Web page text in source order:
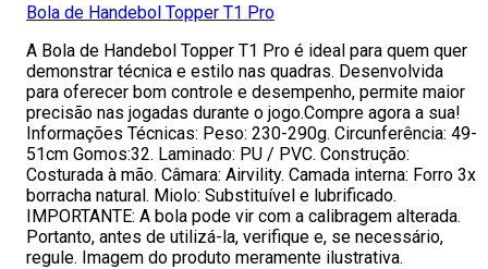
Bola de Handebol Topper T1 Pro
A Bola de Handebol Topper T1 Pro é ideal para quem quer
demonstrar técnica e estilo nas quadras. Desenvolvida
para oferecer bom controle e desempenho, permite maior
precisão nas jogadas durante o jogo.Compre agora a sua!
Informações Técnicas: Peso: 230-290g. Circunferência: 49-
51cm Gomos:32. Laminado: PU / PVC. Construção:
Costurada à mão. Câmara: Airvility. Camada interna: Forro 3x
borracha natural. Miolo: Substituível e lubrificado.
IMPORTANTE: A bola pode vir com a calibragem alterada.
Portanto, antes de utilizá-la, verifique e, se necessário,
regule. Imagem do produto meramente ilustrativa.